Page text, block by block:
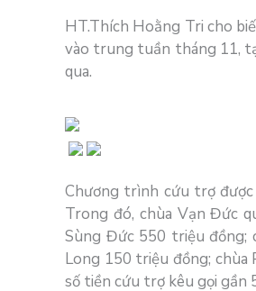
HT.Thích Hoằng Tri cho
vào trung tuần tháng 11,
qua.
Chương trình cứu trợ
Trong đó, chùa Vạn Đức
Sùng Đức 550 triệu đồng;
Long 150 triệu đồng;
số tiền cứu trợ kêu gọi gần